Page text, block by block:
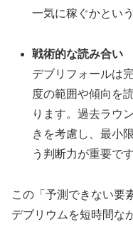
一気に稼ぐかとい
戦術的な読み合い
デブリフォールは
度の範囲や傾向を
ります。過去ラウ
きを考慮し、最小
う判断力が重要です
この「予測できない要
デブリウムを短時間な